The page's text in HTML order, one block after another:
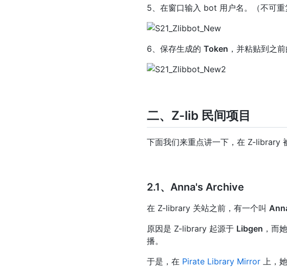
5、在窗口输入 bot 用户名。（不可重
6、保存生成的 Token ，并粘贴到之
二、Z-lib 民间项目
下面我们来重点讲一下，在 Z-library
2.1、Anna's Archive
在 Z-library 关站之前，有一个叫
原因是 Z-library 起源于 Libgen ，而
播。
于是，在 Pirate Library Mirror 上，